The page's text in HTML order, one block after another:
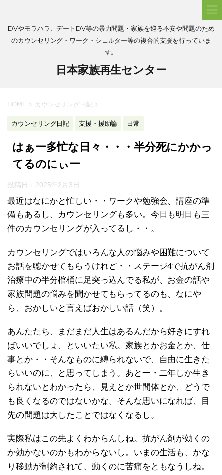
DVやモラハラ、デートDV等の暴力問題・家族を巡る不安や問題のため
のカウンセリング・ワーク・シェルター等の複合的支援を行っていま
す。
日本家族再生センター
HOME > カウンセリング日記 >
カウンセリング日記 支援・援助論 日常
はぁー多忙な日々・・・半分死にかかっ
てるのにぃー
投稿日： 2025年2月3日
最近はなにかと忙しい・・ワークや勉強会、講座の準
備もあるし、カウンセリングも多い。今日も明日も三
件のカウンセリングが入ってるし・・。
カウンセリングではいろんな人の悩みや困難について
お話を聴かせてもらうけれど・・ステージ4で抗がん剤
治療中の半分棺桶に足突っ込んでる私が、お金の話や
家族問題の悩みを聞かせてもらってるのも、なにや
ら、おかしいと言えばおかしい話（笑）。
あんたたち、まだまだ人生はあるんだから好きにすれ
ばいいでしょ、といいたい私。家族とかお金とか、仕
事とか・・そんなものに縛られないで、自由に生きた
らいいのに、と思ってしまう。あと一・二年しか生き
られないとわかったら、見えとか世間体とか、どうで
も良くなるのではないかな。そんな思いになれば、目
先の問題は大したことではなくなるし。
実際私はこの先よくわからんしね。抗がん剤が効くの
か効かないのかもわからないし。いまの生活も、かな
り移動が制約されて、動くのに苦痛をともなうしね。